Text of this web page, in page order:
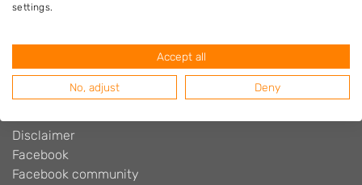
Blog
Contact
Disclaimer
Facebook
Facebook community
settings.
Accept all
No, adjust Deny